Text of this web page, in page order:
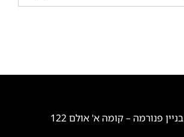
בניין פנורמה – קומה א' אולם 122